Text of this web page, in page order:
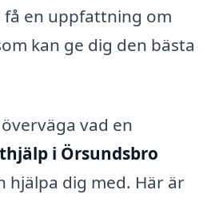
en uppfattning om
kan ge dig den bästa
vad en
i Örsundsbro
hjälpa dig med. Här är